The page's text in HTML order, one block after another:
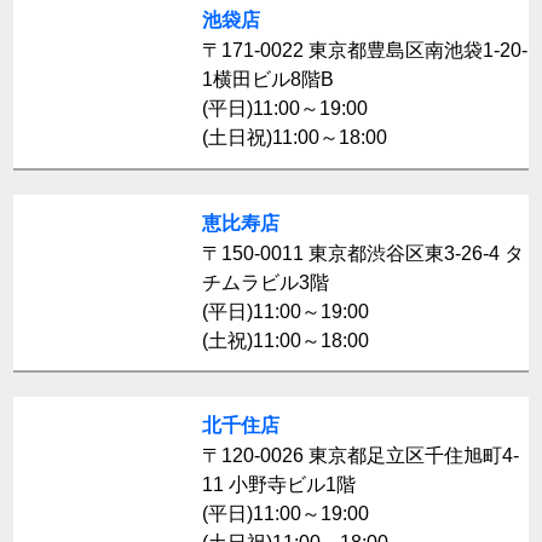
池袋店
〒171-0022 東京都豊島区南池袋1-20-
1横田ビル8階B
(平日)11:00～19:00
(土日祝)11:00～18:00
恵比寿店
〒150-0011 東京都渋谷区東3-26-4 タ
チムラビル3階
(平日)11:00～19:00
(土祝)11:00～18:00
北千住店
〒120-0026 東京都足立区千住旭町4-
11 小野寺ビル1階
(平日)11:00～19:00